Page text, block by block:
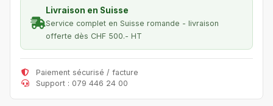
Livraison en Suisse
Service complet en Suisse romande - livraison
offerte dès CHF 500.- HT
Paiement sécurisé / facture
Support : 079 446 24 00